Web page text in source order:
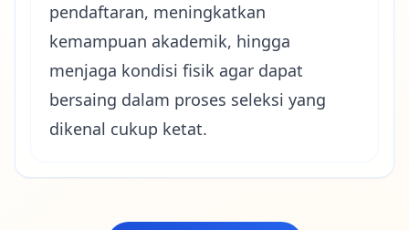
pendaftaran, meningkatkan
kemampuan akademik, hingga
menjaga kondisi fisik agar dapat
bersaing dalam proses seleksi yang
dikenal cukup ketat.